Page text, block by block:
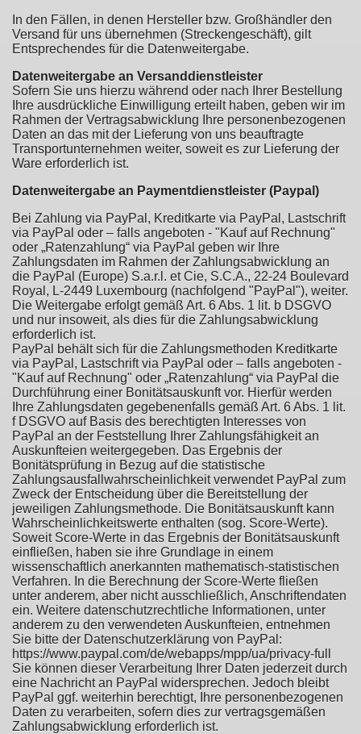
In den Fällen, in denen Hersteller bzw. Großhändler den
Versand für uns übernehmen (Streckengeschäft), gilt
Entsprechendes für die Datenweitergabe.
Datenweitergabe an Versanddienstleister
Sofern Sie uns hierzu während oder nach Ihrer Bestellung
Ihre ausdrückliche Einwilligung erteilt haben, geben wir im
Rahmen der Vertragsabwicklung Ihre personenbezogenen
Daten an das mit der Lieferung von uns beauftragte
Transportunternehmen weiter, soweit es zur Lieferung der
Ware erforderlich ist.
Datenweitergabe an Paymentdienstleister (Paypal)
Bei Zahlung via PayPal, Kreditkarte via PayPal, Lastschrift
via PayPal oder – falls angeboten - "Kauf auf Rechnung"
oder „Ratenzahlung“ via PayPal geben wir Ihre
Zahlungsdaten im Rahmen der Zahlungsabwicklung an
die PayPal (Europe) S.a.r.l. et Cie, S.C.A., 22-24 Boulevard
Royal, L-2449 Luxembourg (nachfolgend "PayPal"), weiter.
Die Weitergabe erfolgt gemäß Art. 6 Abs. 1 lit. b DSGVO
und nur insoweit, als dies für die Zahlungsabwicklung
erforderlich ist.
PayPal behält sich für die Zahlungsmethoden Kreditkarte
via PayPal, Lastschrift via PayPal oder – falls angeboten -
"Kauf auf Rechnung" oder „Ratenzahlung“ via PayPal die
Durchführung einer Bonitätsauskunft vor. Hierfür werden
Ihre Zahlungsdaten gegebenenfalls gemäß Art. 6 Abs. 1 lit.
f DSGVO auf Basis des berechtigten Interesses von
PayPal an der Feststellung Ihrer Zahlungsfähigkeit an
Auskunfteien weitergegeben. Das Ergebnis der
Bonitätsprüfung in Bezug auf die statistische
Zahlungsausfallwahrscheinlichkeit verwendet PayPal zum
Zweck der Entscheidung über die Bereitstellung der
jeweiligen Zahlungsmethode. Die Bonitätsauskunft kann
Wahrscheinlichkeitswerte enthalten (sog. Score-Werte).
Soweit Score-Werte in das Ergebnis der Bonitätsauskunft
einfließen, haben sie ihre Grundlage in einem
wissenschaftlich anerkannten mathematisch-statistischen
Verfahren. In die Berechnung der Score-Werte fließen
unter anderem, aber nicht ausschließlich, Anschriftendaten
ein. Weitere datenschutzrechtliche Informationen, unter
anderem zu den verwendeten Auskunfteien, entnehmen
Sie bitte der Datenschutzerklärung von PayPal:
https://www.paypal.com/de/webapps/mpp/ua/privacy-full
Sie können dieser Verarbeitung Ihrer Daten jederzeit durch
eine Nachricht an PayPal widersprechen. Jedoch bleibt
PayPal ggf. weiterhin berechtigt, Ihre personenbezogenen
Daten zu verarbeiten, sofern dies zur vertragsgemäßen
Zahlungsabwicklung erforderlich ist.